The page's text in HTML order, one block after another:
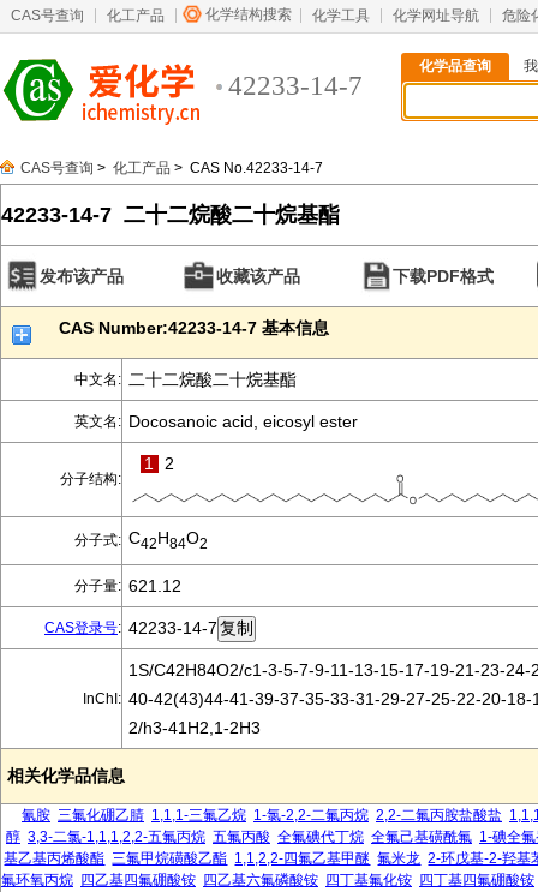
CAS号查询 化工产品 化学结构搜索 化学工具 化学网址导航 危险
42233-14-7
化学品查询
CAS号查询 > 化工产品 > CAS No.42233-14-7
42233-14-7 二十二烷酸二十烷基酯
发布该产品 收藏该产品 下载PDF格式
CAS Number:42233-14-7 基本信息
中文名: 二十二烷酸二十烷基酯
英文名: Docosanoic acid, eicosyl ester
分子结构:
1 2
分子式: C42H84O2
分子量: 621.12
CAS登录号: 42233-14-7
InChI:
1S/C42H84O2/c1-3-5-7-9-11-13-15-17-19-21-23-
40-42(43)44-41-39-37-35-33-31-29-27-25-22-20-
2/h3-41H2,1-2H3
相关化学品信息
氰胺 三氟化硼乙腈 1,1,1-三氟乙烷 1-氯-2,2-二氟丙烷 2,2-二氟丙胺盐酸盐
醇 3,3-二氯-1,1,1,2,2-五氟丙烷 五氟丙酸 全氟碘代丁烷 全氟己基磺酰氟 1-碘全
基乙基丙烯酸酯 三氟甲烷磺酸乙酯 1,1,2,2-四氟乙基甲醚 氟米龙 2-环戊基-2-羟基
氟环氧丙烷 四乙基四氟硼酸铵 四乙基六氟磷酸铵 四丁基氟化铵 四丁基四氟硼酸铵